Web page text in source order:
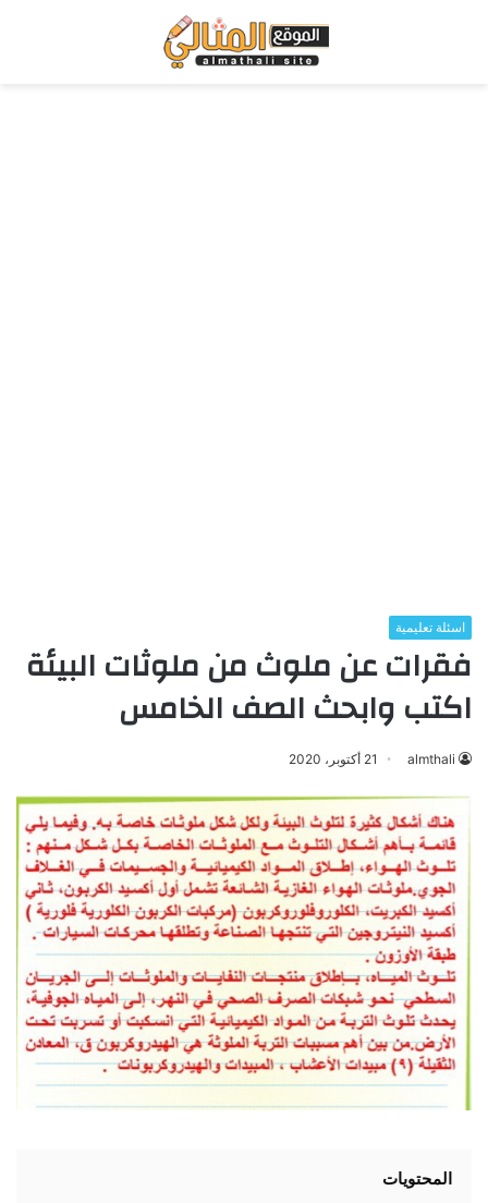
اسئلة تعليمية
فقرات عن ملوث من ملوثات البيئة
اكتب وابحث الصف الخامس
almthali 21 أكتوبر، 2020
المحتويات